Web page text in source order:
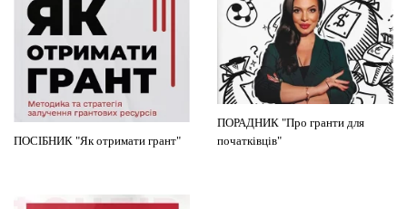
ПОРАДНИК "Про гранти для
початківців"
ПОСІБНИК "Як отримати грант"